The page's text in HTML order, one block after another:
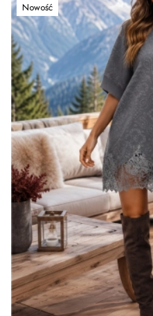
Nowość